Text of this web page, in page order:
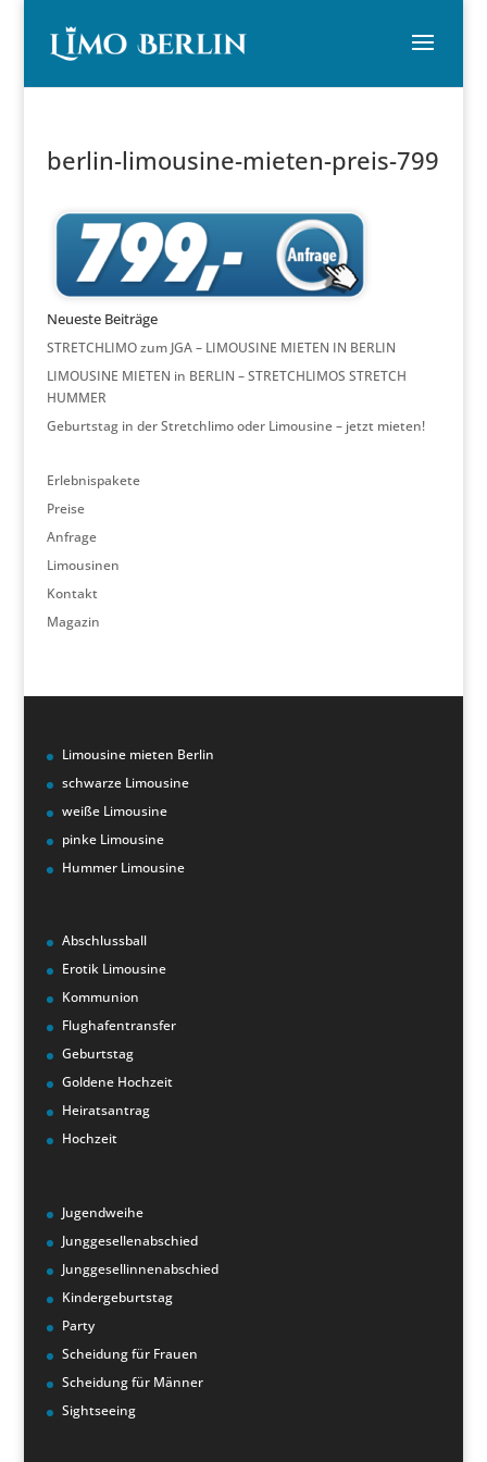
berlin-limousine-mieten-preis-799
Neueste Beiträge
STRETCHLIMO zum JGA – LIMOUSINE MIETEN IN BERLIN
LIMOUSINE MIETEN in BERLIN – STRETCHLIMOS STRETCH
HUMMER
Geburtstag in der Stretchlimo oder Limousine – jetzt mieten!
Erlebnispakete
Preise
Anfrage
Limousinen
Kontakt
Magazin
Limousine mieten Berlin
schwarze Limousine
weiße Limousine
pinke Limousine
Hummer Limousine
Abschlussball
Erotik Limousine
Kommunion
Flughafentransfer
Geburtstag
Goldene Hochzeit
Heiratsantrag
Hochzeit
Jugendweihe
Junggesellenabschied
Junggesellinnenabschied
Kindergeburtstag
Party
Scheidung für Frauen
Scheidung für Männer
Sightseeing